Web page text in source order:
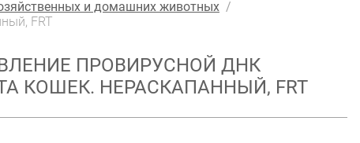
и домашних животных
FRT
ПРОВИРУСНОЙ ДНК
КОШЕК. НЕРАСКАПАННЫЙ, FRT